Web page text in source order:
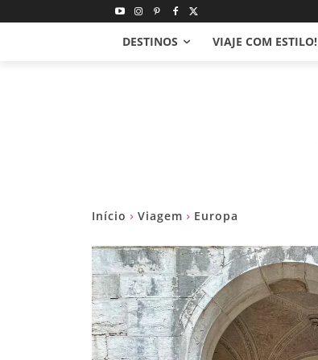
DESTINOS VIAJE COM ESTILO!
Início Viagem Europa